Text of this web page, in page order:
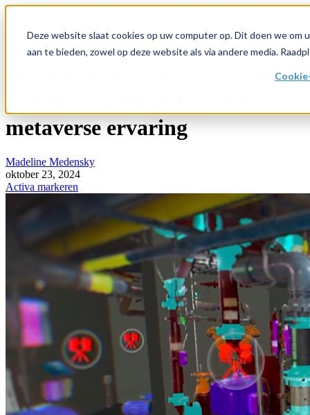
Deze website slaat cookies op uw computer op. Dit doen we
aan te bieden, zowel op deze website als via andere media.
kracht van een industriële
metaverse ervaring
Madeline Medensky
oktober 23, 2024
Activa markeren